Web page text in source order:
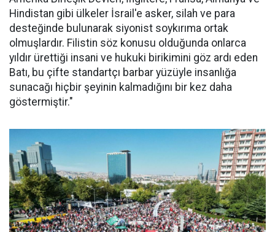
Hindistan gibi ülkeler İsrail'e asker, silah ve para
desteğinde bulunarak siyonist soykırıma ortak
olmuşlardır. Filistin söz konusu olduğunda onlarca
yıldır ürettiği insani ve hukuki birikimini göz ardı eden
Batı, bu çifte standartçı barbar yüzüyle insanlığa
sunacağı hiçbir şeyinin kalmadığını bir kez daha
göstermiştir."